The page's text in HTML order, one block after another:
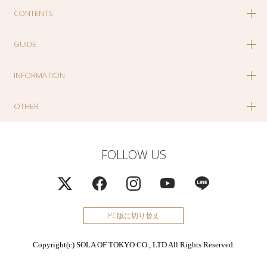
CONTENTS
GUIDE
INFORMATION
OTHER
FOLLOW US
PC版に切り替え
Copyright(c) SOLA OF TOKYO CO., LTD All Rights Reserved.